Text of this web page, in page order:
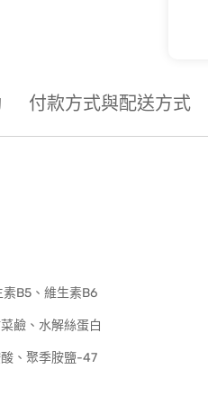
付款方式與配送方式
B5、維生素B6
鹼、水解絲蛋白
、聚季胺鹽-47